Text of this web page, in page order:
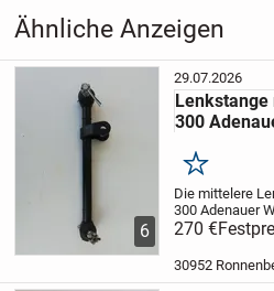
Ähnliche Anzeigen
6
29.07.2026
300
Merken
Die mittelere
300 Adenauer
diese auch bei
Ersatzteil ist ein
überholtes/
Tausch gegen
270 €
30952
Fahrwerk